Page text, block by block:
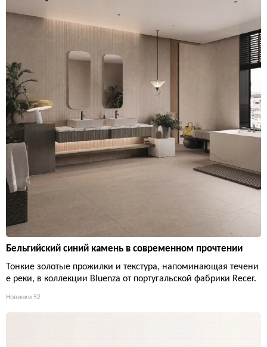
Бельгийский синий камень в современном прочтении
Тонкие золотые прожилки и текстура, напоминающая течени
е реки, в коллекции Bluenza от португальской фабрики Recer.
Новинки 52